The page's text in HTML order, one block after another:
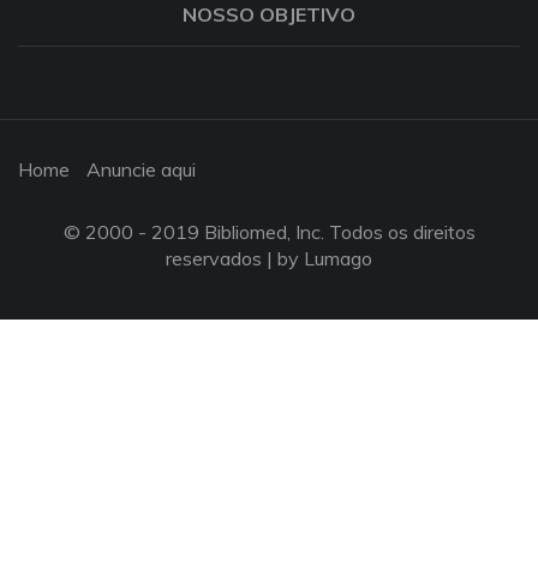
NOSSO OBJETIVO
Home Anuncie aqui
© 2000 - 2019 Bibliomed, Inc. Todos os direitos
reservados | by Lumago